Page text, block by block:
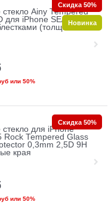
Ainy Tempered
для iPhone SE/5/5c/5s
(толщина
или 50%
Скидка 50%
Новинка
для iPhone
Rock Tempered Glass
0,3mm 2,5D 9H
края
или 50%
Скидка 50%